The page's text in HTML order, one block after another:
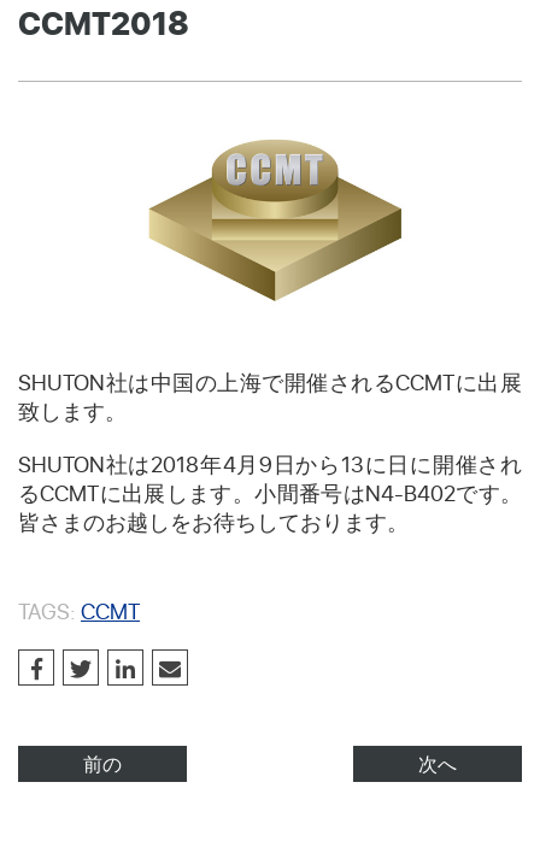
CCMT2018
SHUTON社は中国の上海で開催されるCCMTに出展
致します。
SHUTON社は2018年4月9日から13に日に開催され
るCCMTに出展します。小間番号はN4-B402です。
皆さまのお越しをお待ちしております。
TAGS: CCMT
前の 次へ